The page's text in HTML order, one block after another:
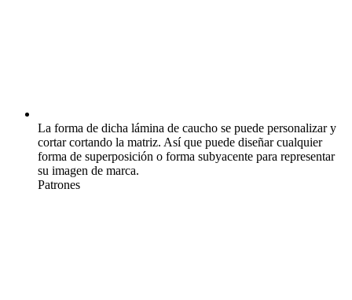
La forma de dicha lámina de caucho se puede personalizar y
cortar cortando la matriz. Así que puede diseñar cualquier
forma de superposición o forma subyacente para representar
su imagen de marca.
Patrones